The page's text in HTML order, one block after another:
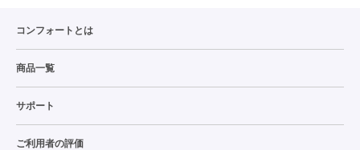
コンフォートとは
商品一覧
サポート
ご利用者の評価